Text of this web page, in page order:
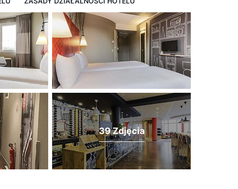
39 Zdjęcia